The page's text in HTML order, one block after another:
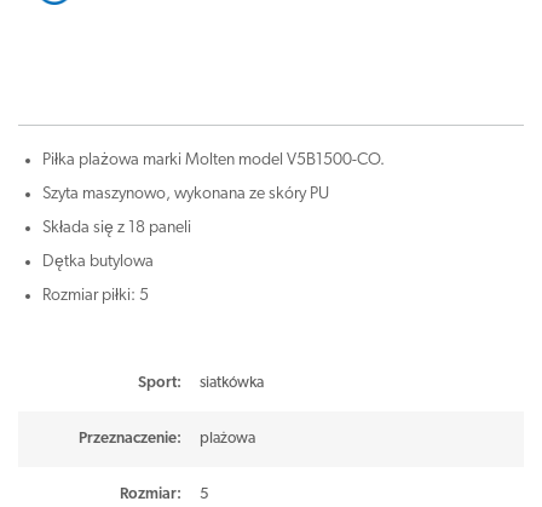
Piłka plażowa marki Molten model V5B1500-CO.
Szyta maszynowo, wykonana ze skóry PU
Składa się z 18 paneli
Dętka butylowa
Rozmiar piłki: 5
Sport: siatkówka
Przeznaczenie: plażowa
Rozmiar: 5